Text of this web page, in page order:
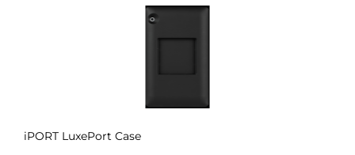
iPORT LuxePort Case